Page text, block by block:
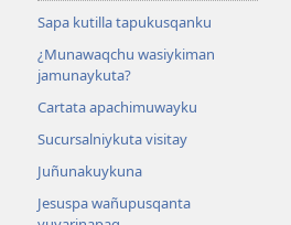
Sapa kutilla tapukusqanku
¿Munawaqchu wasiykiman
jamunaykuta?
Cartata apachimuwayku
Sucursalniykuta visitay
Juñunakuykuna
Jesuspa wañupusqanta